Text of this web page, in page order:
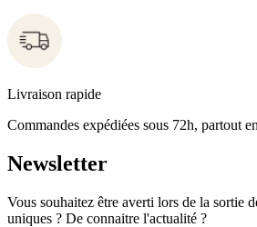
Livraison rapide
Commandes expédiées sous 72h, partout
Newsletter
Vous souhaitez être averti lors de la sortie
uniques ? De connaitre l'actualité ?